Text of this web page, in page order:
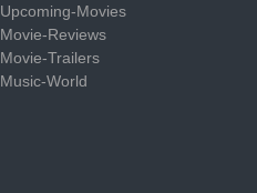
Upcoming-Movies
Movie-Reviews
Movie-Trailers
Music-World